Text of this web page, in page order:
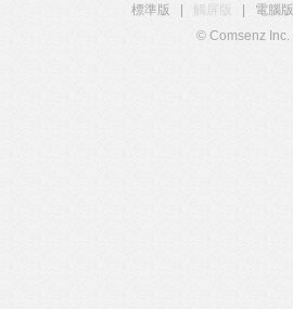
標準版
觸屏版 電腦版
© Comsenz Inc.